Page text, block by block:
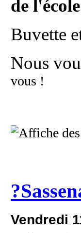
de
Buvette
Nous
vous !
Vendredi